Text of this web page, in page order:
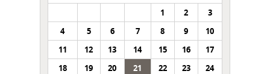
1
2
3
4
5 6 7 8 9
10
11
12 13 14 15 16
17
18
19 20 21 22 23
24